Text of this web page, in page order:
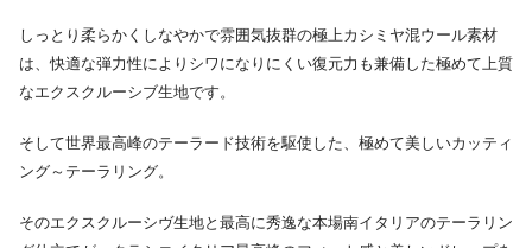
しっとり柔らかくしなやかで雰囲気抜群の極上カシミヤ混ウール素材
は、快適な弾力性によりシワになりにくい復元力も兼備した極めて上質
なエクスクルーシブ生地です。
そして世界最高峰のテーラード技術を駆使した、極めて美しいカッティ
ング～テーラリング。
そのエクスクルーシヴ生地と最高に秀逸な本場南イタリアのテーラリン